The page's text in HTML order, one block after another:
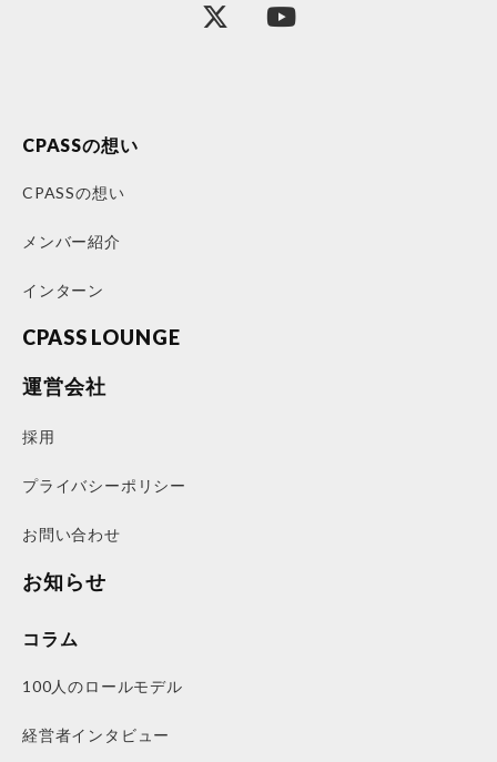
CPASSの想い
CPASSの想い
メンバー紹介
インターン
CPASS LOUNGE
運営会社
採用
プライバシーポリシー
お問い合わせ
お知らせ
コラム
100人のロールモデル
経営者インタビュー